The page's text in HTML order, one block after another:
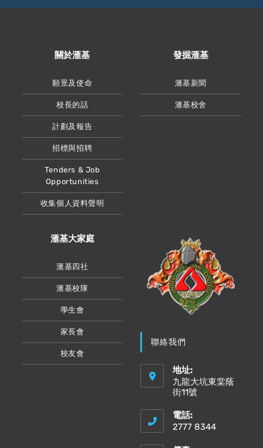
關於滙基
願景及使命
校長的話
計劃及報告
招標與招聘
Tenders & Job
Opportunities
收集個人資料聲明
發掘滙基
滙基新聞
滙基校舍
滙基大家庭
滙基四社
滙基校隊
學生會
家長會
校友會
聯絡我們
地址:
九龍大坑東棠蔭
街11號
電話:
2777 8344